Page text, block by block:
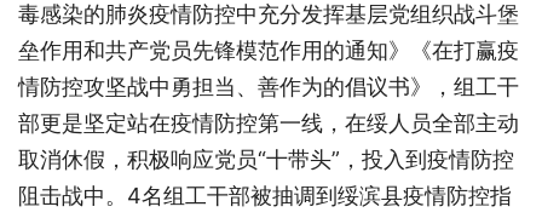
毒感染的肺炎疫情防控中充分发挥基层党组织战斗堡
垒作用和共产党员先锋模范作用的通知》《在打赢疫
情防控攻坚战中勇担当、善作为的倡议书》，组工干
部更是坚定站在疫情防控第一线，在绥人员全部主动
取消休假，积极响应党员“十带头”，投入到疫情防控
阻击战中。4名组工干部被抽调到绥滨县疫情防控指